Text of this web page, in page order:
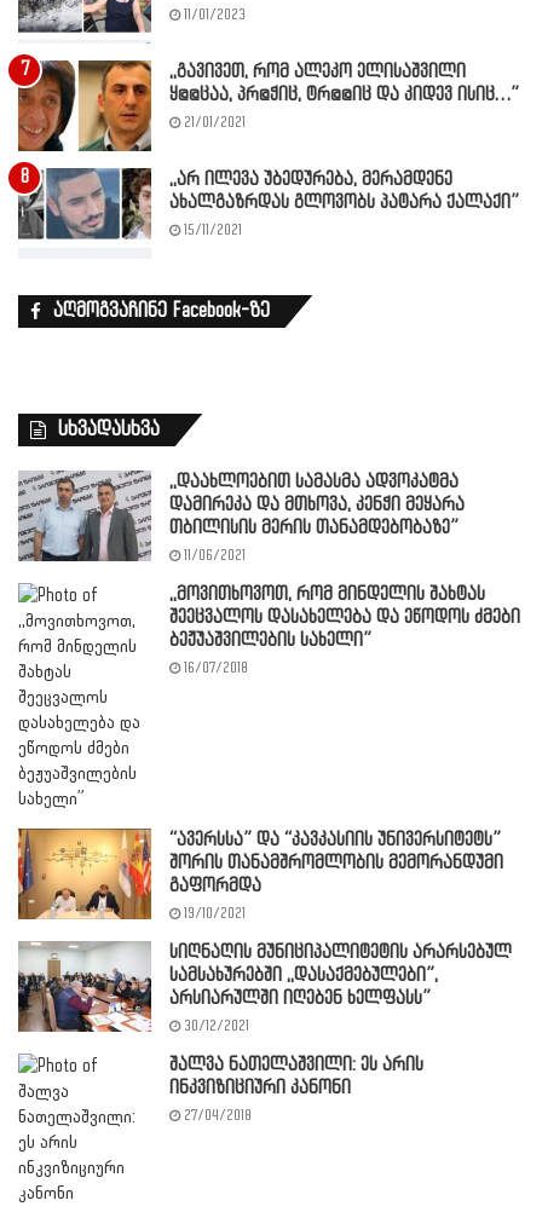
11/01/2023
,,გავივეთ, რომ ალეკო ელისაშვილი
ყ@@ცაა, პრ@ჭიც, ტრ@@იც და კიდევ ისიც…”
21/01/2021
,,არ ილევა უბედურება, მერამდენე
ახალგაზრდას გლოვობს პატარა ქალაქი”
15/11/2021
აღმოგვაჩინე Facebook-ზე
სხვადასხვა
,,დაახლოებით სამასმა ადვოკატმა
დამირეკა და მთხოვა, კენჭი მეყარა
თბილისის მერის თანამდებობაზე”
11/06/2021
,,მოვითხოვოთ, რომ მინდელის შახტას
შეეცვალოს დასახელება და ეწოდოს ძმები
ბეჟუაშვილების სახელი”
16/07/2018
“ავერსსა” და “კავკასიის უნივერსიტეტს”
შორის თანამშრომლობის მემორანდუმი
გაფორმდა
19/10/2021
სიღნაღის მუნიციპალიტეტის არარსებულ
სამსახურებში ,,დასაქმებულები”,
არსიარულში იღებენ ხელფასს”
30/12/2021
შალვა ნათელაშვილი: ეს არის
ინკვიზიციური კანონი
27/04/2018